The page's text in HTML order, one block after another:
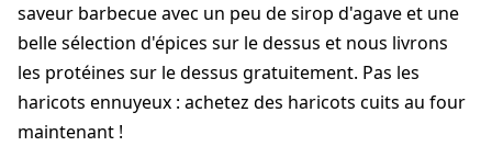
saveur barbecue avec un peu de sirop d'agave et une
belle sélection d'épices sur le dessus et nous livrons
les protéines sur le dessus gratuitement. Pas les
haricots ennuyeux : achetez des haricots cuits au four
maintenant !